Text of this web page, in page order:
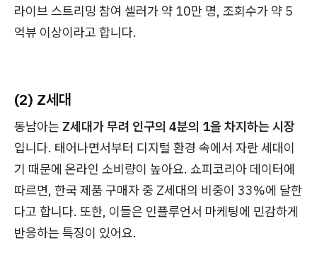
라이브 스트리밍 참여 셀러가 약 10만 명, 조회수가 약 5
억뷰 이상이라고 합니다.
(2) Z세대
동남아는 Z세대가 무려 인구의 4분의 1을 차지하는 시장
입니다. 태어나면서부터 디지털 환경 속에서 자란 세대이
기 때문에 온라인 소비량이 높아요. 쇼피코리아 데이터에
따르면, 한국 제품 구매자 중 Z세대의 비중이 33%에 달한
다고 합니다. 또한, 이들은 인플루언서 마케팅에 민감하게
반응하는 특징이 있어요.